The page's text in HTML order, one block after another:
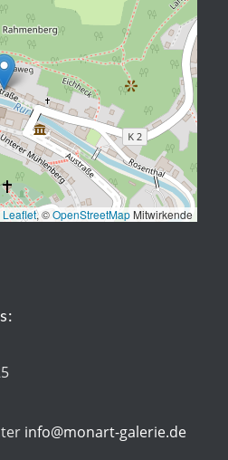
Leaflet, ©OpenStreetMap Mitwirkende
info@monart-galerie.de